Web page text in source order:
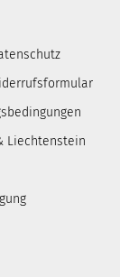
Liechtenstein